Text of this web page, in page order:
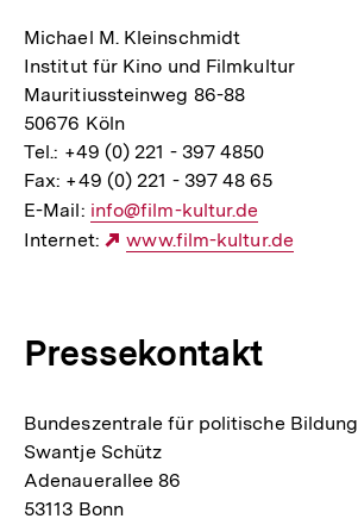
Michael M. Kleinschmidt
Institut für Kino und Filmkultur
Mauritiussteinweg 86-88
50676 Köln
Tel.: +49 (0) 221 - 397 4850
Fax: +49 (0) 221 - 397 48 65
E-Mail: E-
Mail
info@film-kultur.de
Internet:
Externer
www.film-kultur.de
Pressekontakt
Bundeszentrale für politische Bildung
Swantje Schütz
Adenauerallee 86
53113 Bonn